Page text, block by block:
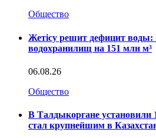
Общество
Жетісу решит дефицит воды:
водохранилищ на 151 млн м³
06.08.26
Общество
В Талдыкоргане установили
стал крупнейшим в